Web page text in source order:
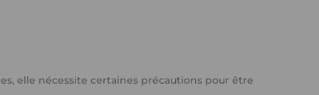
elle nécessite certaines précautions pour être